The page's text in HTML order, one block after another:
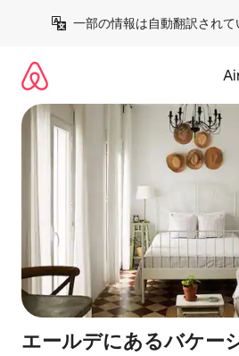
一部の情報は自動翻訳されて
エールデにあるバケー